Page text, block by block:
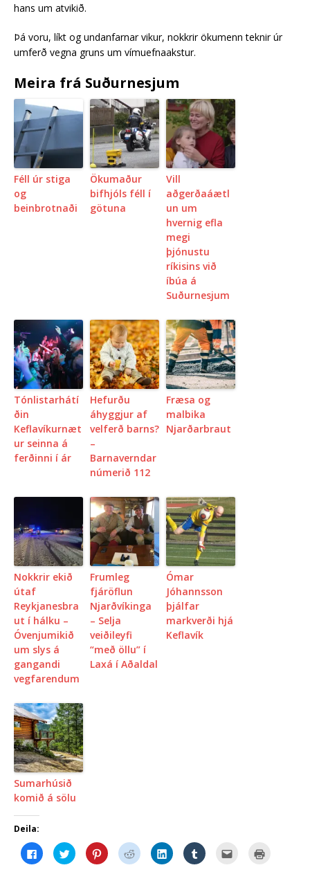
hans um atvikið.
Þá voru, líkt og undanfarnar vikur, nokkrir ökumenn teknir úr
umferð vegna gruns um vímuefnaakstur.
Meira frá Suðurnesjum
Féll úr stiga
og
beinbrotnaði
Ökumaður
bifhjóls féll í
götuna
Vill
aðgerðaáætl
un um
hvernig efla
megi
þjónustu
ríkisins við
íbúa á
Suðurnesjum
Tónlistarhátí
ðin
Keflavíkurnæt
ur seinna á
ferðinni í ár
Hefurðu
áhyggjur af
velferð barns?
–
Barnaverndar
númerið 112
Fræsa og
malbika
Njarðarbraut
Nokkrir ekið
útaf
Reykjanesbra
ut í hálku –
Óvenjumikið
um slys á
gangandi
vegfarendum
Frumleg
fjáröflun
Njarðvíkinga
– Selja
veiðileyfi
“með öllu” í
Laxá í Aðaldal
Ómar
Jóhannsson
þjálfar
markverði hjá
Keflavík
Sumarhúsið
komið á sölu
Deila:
C
l
C
l
C
l
C
l
C
l
C
l